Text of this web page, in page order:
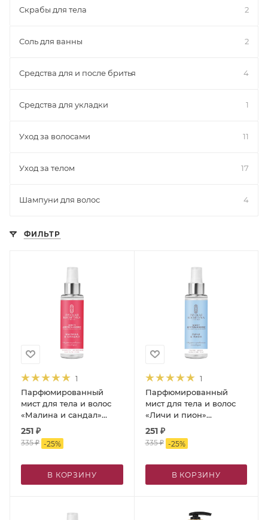
Скрабы для тела 2
Соль для ванны 2
Средства для и после бритья 4
Средства для укладки 1
Уход за волосами 11
Уход за телом 17
Шампуни для волос 4
ФИЛЬТР
1
Парфюмированный
мист для тела и волос
«Малина и cандал»
товарного знака
«Русская Косметика»,
100 мл
251 ₽
335₽ -25%
В КОРЗИНУ
1
Парфюмированный
мист для тела и волос
«Личи и пион»
товарного знака
«Русская Косметика»,
100 мл
251₽
335₽ -25%
В КОРЗИНУ